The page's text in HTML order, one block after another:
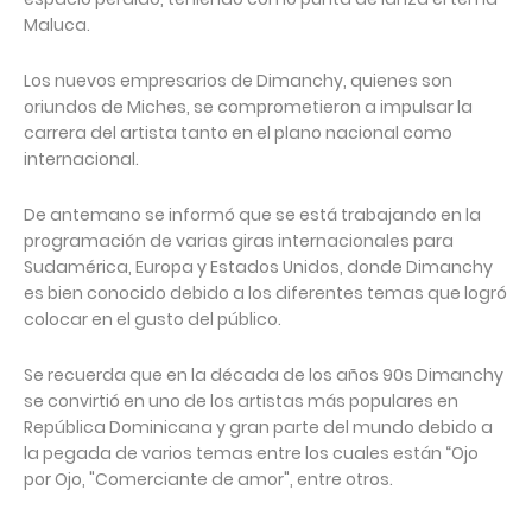
Maluca.
Los nuevos empresarios de Dimanchy, quienes son
oriundos de Miches, se comprometieron a impulsar la
carrera del artista tanto en el plano nacional como
internacional.
De antemano se informó que se está trabajando en la
programación de varias giras internacionales para
Sudamérica, Europa y Estados Unidos, donde Dimanchy
es bien conocido debido a los diferentes temas que logró
colocar en el gusto del público.
Se recuerda que en la década de los años 90s Dimanchy
se convirtió en uno de los artistas más populares en
República Dominicana y gran parte del mundo debido a
la pegada de varios temas entre los cuales están “Ojo
por Ojo, "Comerciante de amor", entre otros.